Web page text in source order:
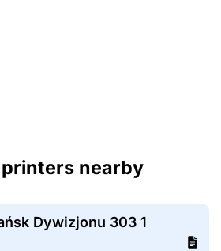
nearby
Dywizjonu 303 1